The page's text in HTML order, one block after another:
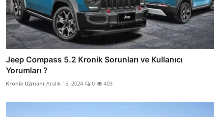
Jeep Compass 5.2 Kronik Sorunları ve Kullanıcı
Yorumları ?
Kronik Uzmanı Aralık 15, 2024 0 403